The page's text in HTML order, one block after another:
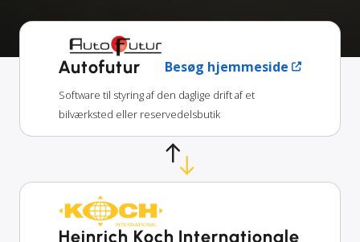
Autofutur Besøg hjemmeside
Software til styring af den daglige drift af et
bilværksted eller reservedelsbutik
Heinrich Koch Internationale